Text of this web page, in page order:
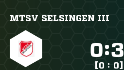
MTSV SELSINGEN III
:
[0 : 0]